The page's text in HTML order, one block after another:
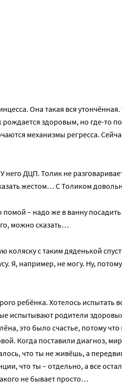
Она такая вся
здоровым, но где-то
механизмы регресса.
него ДЦП. Толик не
жестом… С Толиком
помой – надо же в ванну
можно сказать…
коляску с таким дяденькой
Я, например, не могу. Ну,
ребёнка. Хотелось испытать
испытывают родители
это было счастье, потому
Когда поставили диагноз,
что ты не живёшь, а
что ты – отдельно, а все
не бывает просто…